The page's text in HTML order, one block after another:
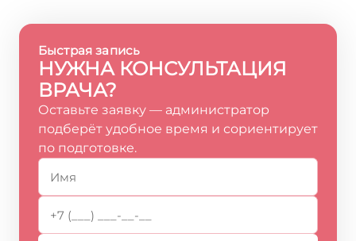
Быстрая запись
НУЖНА КОНСУЛЬТАЦИЯ
ВРАЧА?
Оставьте заявку — администратор
подберёт удобное время и сориентирует
по подготовке.